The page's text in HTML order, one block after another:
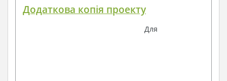
Додаткова копія проекту
Для